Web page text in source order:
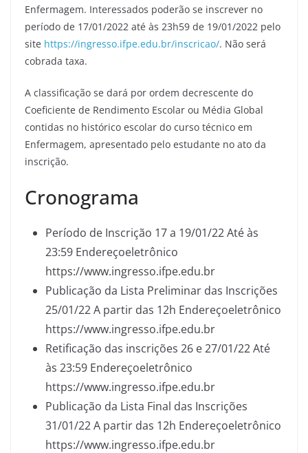
Enfermagem. Interessados poderão se inscrever no
período de 17/01/2022 até às 23h59 de 19/01/2022 pelo
site https://ingresso.ifpe.edu.br/inscricao/. Não será
cobrada taxa.
A classificação se dará por ordem decrescente do
Coeficiente de Rendimento Escolar ou Média Global
contidas no histórico escolar do curso técnico em
Enfermagem, apresentado pelo estudante no ato da
inscrição.
Cronograma
Período de Inscrição 17 a 19/01/22 Até às
23:59 Endereçoeletrônico
https://www.ingresso.ifpe.edu.br
Publicação da Lista Preliminar das Inscrições
25/01/22 A partir das 12h Endereçoeletrônico
https://www.ingresso.ifpe.edu.br
Retificação das inscrições 26 e 27/01/22 Até
às 23:59 Endereçoeletrônico
https://www.ingresso.ifpe.edu.br
Publicação da Lista Final das Inscrições
31/01/22 A partir das 12h Endereçoeletrônico
https://www.ingresso.ifpe.edu.br